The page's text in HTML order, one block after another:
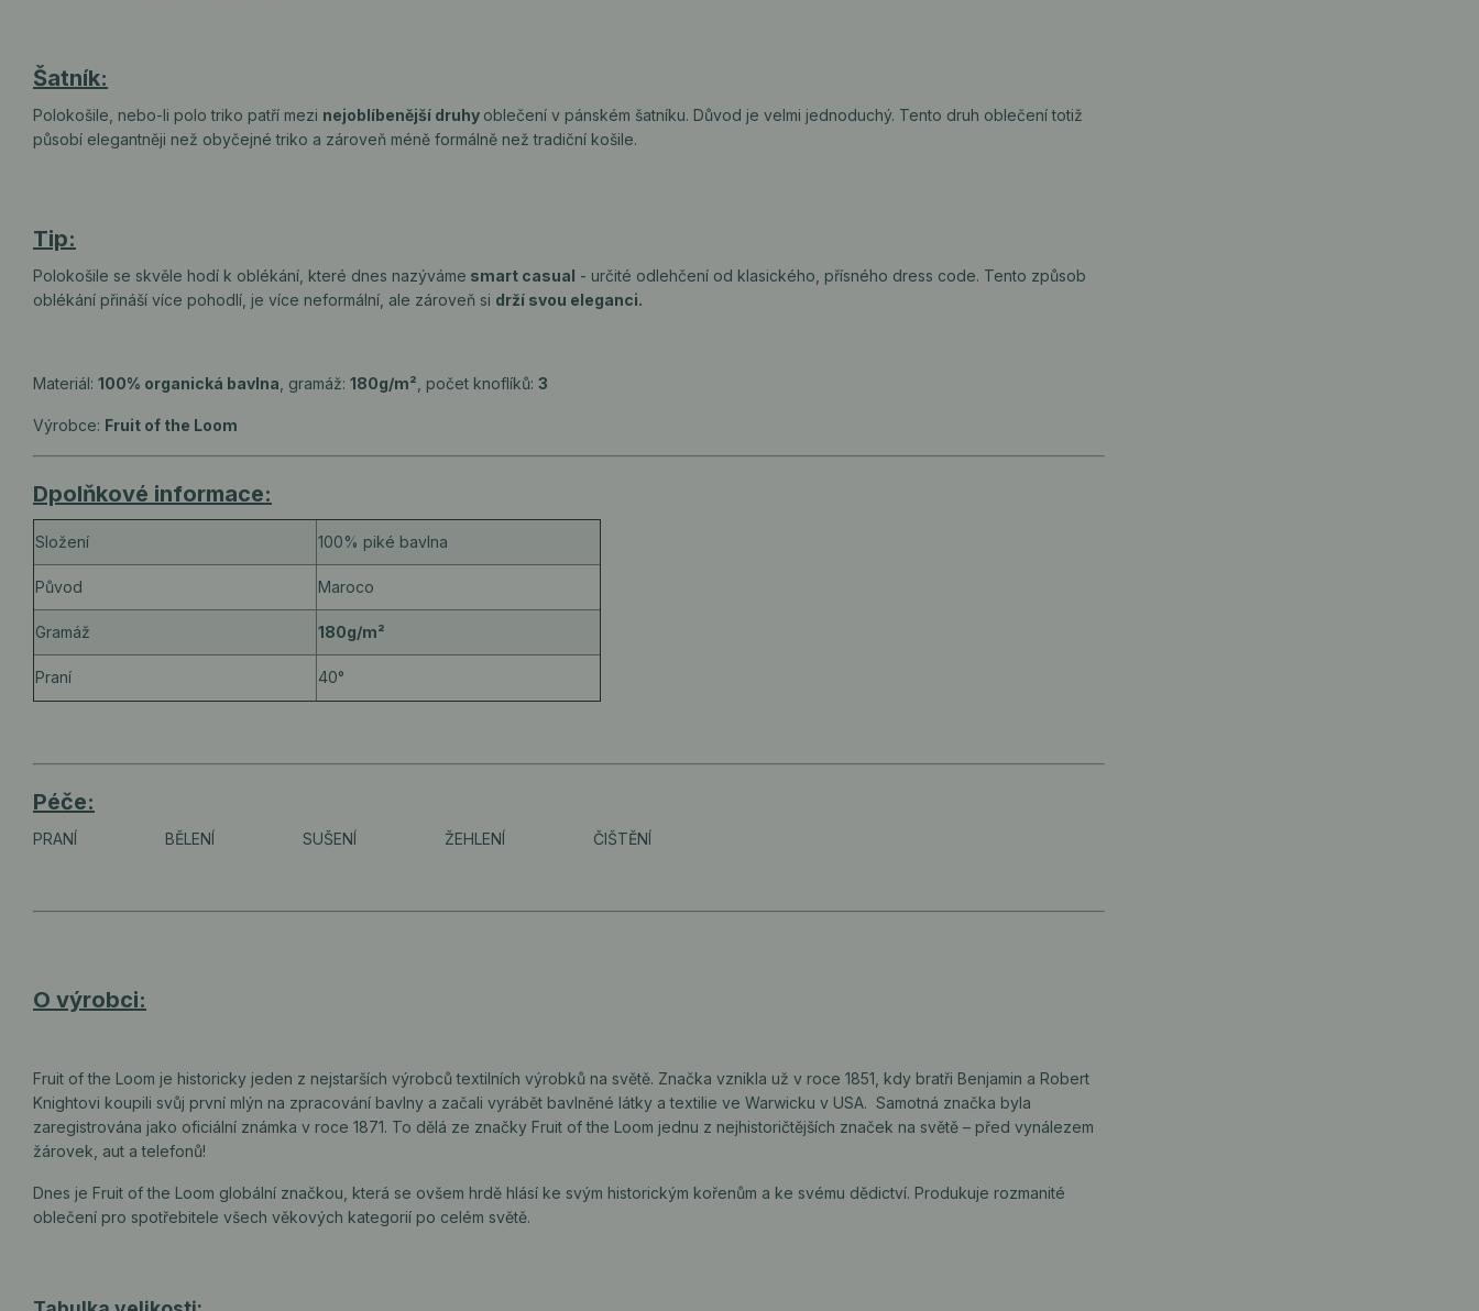
Šatník:
Polokošile, nebo-li polo triko patří mezi nejoblíbenější druhy oblečení v pánském šatníku. Důvod je velmi jednoduchý. Tento druh oblečení totiž
působí elegantněji než obyčejné triko a zároveň méně formálně než tradiční košile.
Tip:
Polokošile se skvěle hodí k oblékání, které dnes nazýváme smart casual - určité odlehčení od klasického, přísného dress code. Tento způsob
oblékání přináší více pohodlí, je více neformální, ale zároveň si drží svou eleganci.
Materiál: 100% organická bavlna , gramáž: 180g/m² , počet knoflíků: 3
Výrobce: Fruit of the Loom
Dpolňkové informace:
Složení 100% piké bavlna
Původ Maroco
Gramáž 180g/m²
Praní 40°
Péče:
PRANÍ BĚLENÍ SUŠENÍ ŽEHLENÍ ČIŠTĚNÍ
O výrobci:
Fruit of the Loom je historicky jeden z nejstarších výrobců textilních výrobků na světě. Značka vznikla už v roce 1851, kdy bratři Benjamin a Robert
Knightovi koupili svůj první mlýn na zpracování bavlny a začali vyrábět bavlněné látky a textilie ve Warwicku v USA. Samotná značka byla
zaregistrována jako oficiální známka v roce 1871. To dělá ze značky Fruit of the Loom jednu z nejhistoričtějších značek na světě – před vynálezem
žárovek, aut a telefonů!
Dnes je Fruit of the Loom globální značkou, která se ovšem hrdě hlásí ke svým historickým kořenům a ke svému dědictví. Produkuje rozmanité
oblečení pro spotřebitele všech věkových kategorií po celém světě.